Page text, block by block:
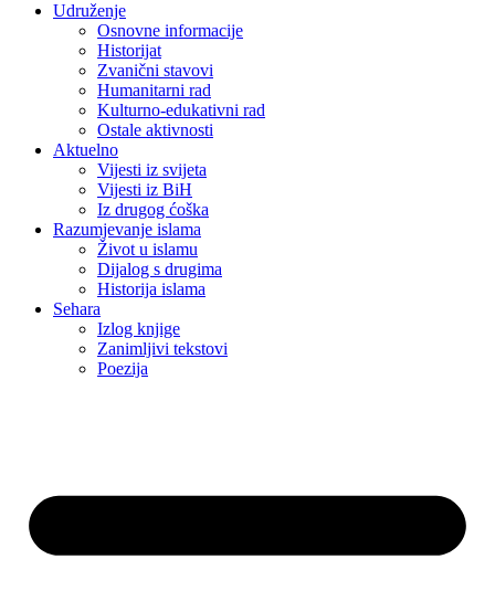
Udruženje
Osnovne informacije
Historijat
Zvanični stavovi
Humanitarni rad
Kulturno-edukativni rad
Ostale aktivnosti
Aktuelno
Vijesti iz svijeta
Vijesti iz BiH
Iz drugog ćoška
Razumjevanje islama
Život u islamu
Dijalog s drugima
Historija islama
Sehara
Izlog knjige
Zanimljivi tekstovi
Poezija